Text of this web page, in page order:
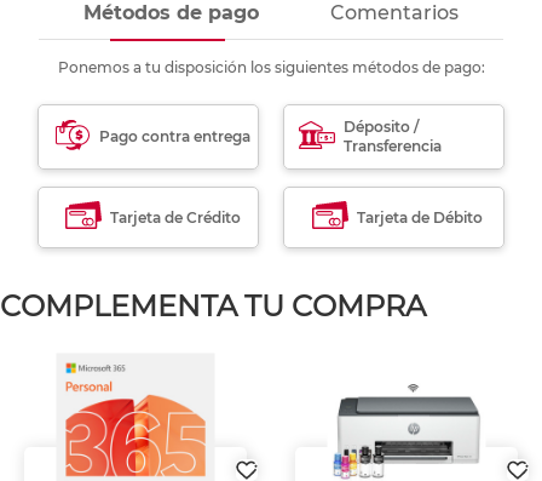
Métodos de pago Comentarios
Ponemos a tu disposición los siguientes métodos de pago:
Pago contra entrega
Déposito /
Transferencia
Tarjeta de Crédito Tarjeta de Débito
COMPLEMENTA TU COMPRA